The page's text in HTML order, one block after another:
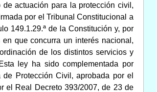
actuación para la protección civil,
por el Tribunal Constitucional a
149.1.29.ª de la Constitución y, por
que concurra un interés nacional,
de los distintos servicios y
ley ha sido complementada por
Protección Civil, aprobada por el
el Real Decreto 393/2007, de 23 de